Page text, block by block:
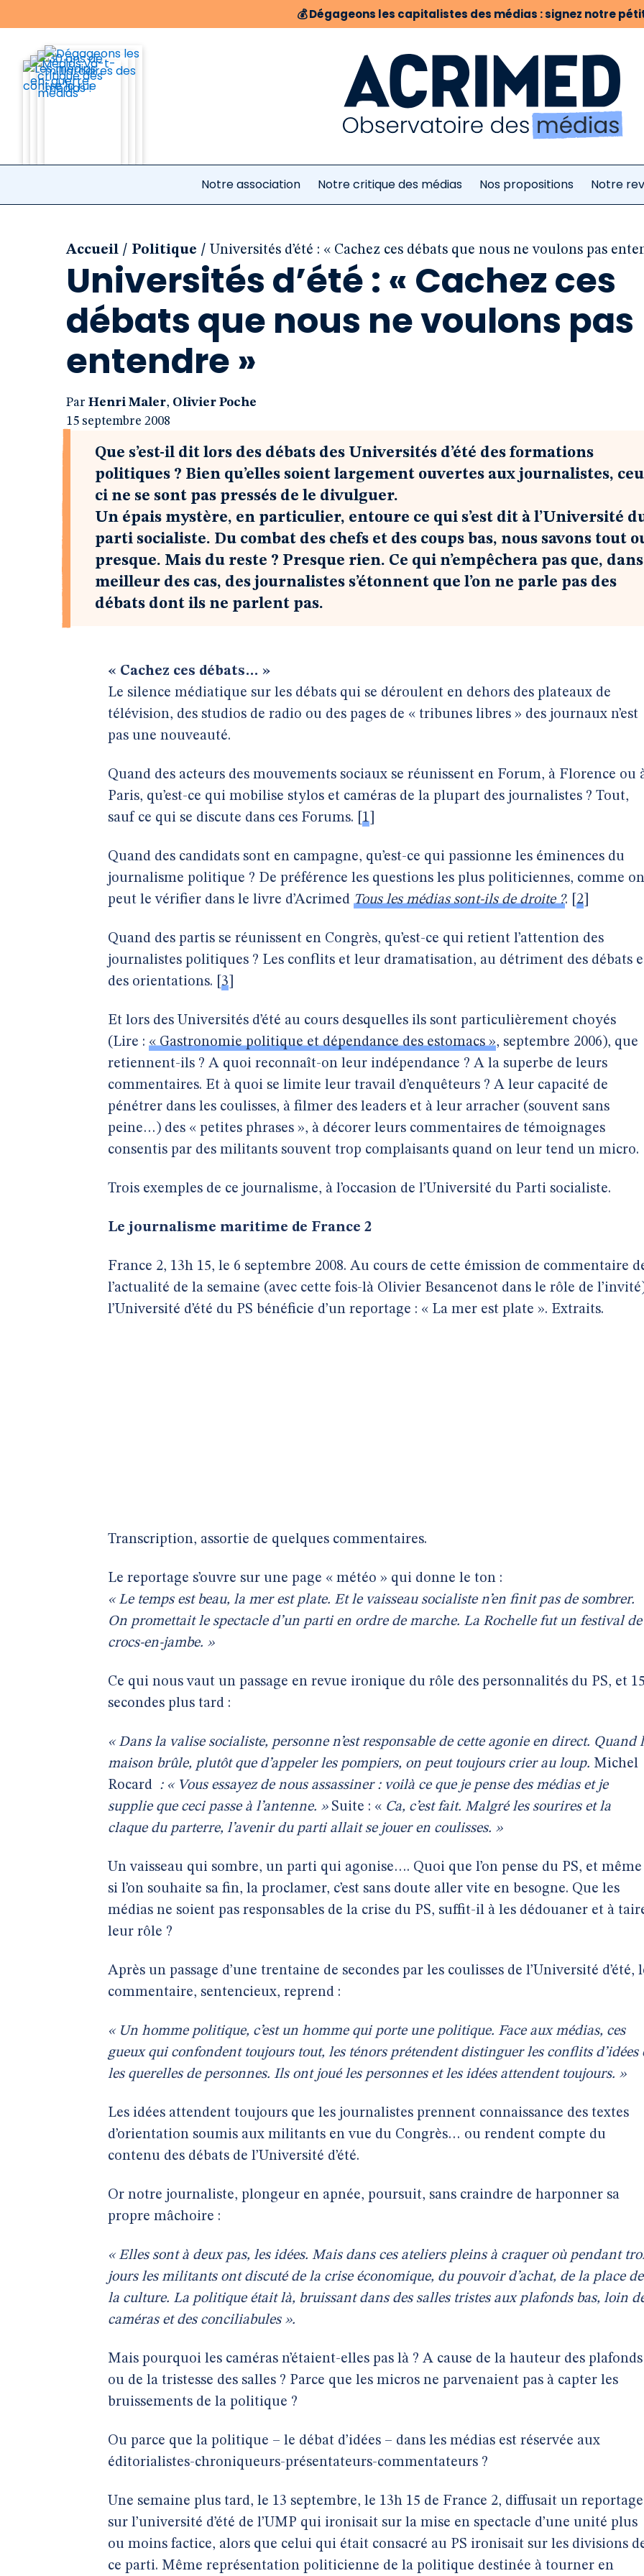
💰Dégageons les capitalistes des médias : signez notre
Notre association Notre critique des médias Nos propositions Notre
Accueil / Politique / Universités d’été : « Cachez ces débats que nous ne voulons pas
Universités d’été : « Cachez ces
débats que nous ne voulons pas
entendre »
Par Henri Maler, Olivier Poche
15 septembre 2008
Que s’est-il dit lors des débats des Universités d’été des formations
politiques ? Bien qu’elles soient largement ouvertes aux journalistes,
ci ne se sont pas pressés de le divulguer.
Un épais mystère, en particulier, entoure ce qui s’est dit à l’Université
parti socialiste. Du combat des chefs et des coups bas, nous savons tout
presque. Mais du reste ? Presque rien. Ce qui n’empêchera pas que,
meilleur des cas, des journalistes s’étonnent que l’on ne parle pas des
débats dont ils ne parlent pas.
« Cachez ces débats… »
Le silence médiatique sur les débats qui se déroulent en dehors des plateaux de
télévision, des studios de radio ou des pages de « tribunes libres » des journaux n’est
pas une nouveauté.
Quand des acteurs des mouvements sociaux se réunissent en Forum, à Florence ou
Paris, qu’est-ce qui mobilise stylos et caméras de la plupart des journalistes ? Tout,
sauf ce qui se discute dans ces Forums.
1
Quand des candidats sont en campagne, qu’est-ce qui passionne les éminences du
journalisme politique ? De préférence les questions les plus politiciennes, comme on
peut le vérifier dans le livre d’Acrimed Tous les médias sont-ils de droite ?. 2
Quand des partis se réunissent en Congrès, qu’est-ce qui retient l’attention des
journalistes politiques ? Les conflits et leur dramatisation, au détriment des débats
des orientations.
3
Et lors des Universités d’été au cours desquelles ils sont particulièrement choyés
(Lire : « Gastronomie politique et dépendance des estomacs », septembre 2006), que
retiennent-ils ? A quoi reconnaît-on leur indépendance ? A la superbe de leurs
commentaires. Et à quoi se limite leur travail d’enquêteurs ? A leur capacité de
pénétrer dans les coulisses, à filmer des leaders et à leur arracher (souvent sans
peine…) des « petites phrases », à décorer leurs commentaires de témoignages
consentis par des militants souvent trop complaisants quand on leur tend un micro.
Trois exemples de ce journalisme, à l’occasion de l’Université du Parti socialiste.
Le journalisme maritime de France 2
France 2, 13h 15, le 6 septembre 2008. Au cours de cette émission de commentaire
l’actualité de la semaine (avec cette fois-là Olivier Besancenot dans le rôle de
l’Université d’été du PS bénéficie d’un reportage : « La mer est plate ». Extraits.
Transcription, assortie de quelques commentaires.
Le reportage s’ouvre sur une page « météo » qui donne le ton :
« Le temps est beau, la mer est plate. Et le vaisseau socialiste n’en finit pas de sombrer.
On promettait le spectacle d’un parti en ordre de marche. La Rochelle fut un festival de
crocs-en-jambe. »
Ce qui nous vaut un passage en revue ironique du rôle des personnalités du PS, et
secondes plus tard :
« Dans la valise socialiste, personne n’est responsable de cette agonie en direct. Quand
maison brûle, plutôt que d’appeler les pompiers, on peut toujours crier au loup. Michel
Rocard : « Vous essayez de nous assassiner : voilà ce que je pense des médias et je
supplie que ceci passe à l’antenne. »Suite : « Ca, c’est fait. Malgré les sourires et la
claque du parterre, l’avenir du parti allait se jouer en coulisses. »
Un vaisseau qui sombre, un parti qui agonise…. Quoi que l’on pense du PS, et même
si l’on souhaite sa fin, la proclamer, c’est sans doute aller vite en besogne. Que les
médias ne soient pas responsables de la crise du PS, suffit-il à les dédouaner et à
leur rôle ?
Après un passage d’une trentaine de secondes par les coulisses de l’Université d’été,
commentaire, sentencieux, reprend :
« Un homme politique, c’est un homme qui porte une politique. Face aux médias, ces
gueux qui confondent toujours tout, les ténors prétendent distinguer les conflits d’idées
les querelles de personnes. Ils ont joué les personnes et les idées attendent toujours. »
Les idées attendent toujours que les journalistes prennent connaissance des textes
d’orientation soumis aux militants en vue du Congrès… ou rendent compte du
contenu des débats de l’Université d’été.
Or notre journaliste, plongeur en apnée, poursuit, sans craindre de harponner sa
propre mâchoire :
« Elles sont à deux pas, les idées. Mais dans ces ateliers pleins à craquer où pendant
jours les militants ont discuté de la crise économique, du pouvoir d’achat, de la place de
la culture. La politique était là, bruissant dans des salles tristes aux plafonds bas, loin
caméras et des conciliabules ».
Mais pourquoi les caméras n’étaient-elles pas là ? A cause de la hauteur des plafonds
ou de la tristesse des salles ? Parce que les micros ne parvenaient pas à capter les
bruissements de la politique ?
Ou parce que la politique – le débat d’idées – dans les médias est réservée aux
éditorialistes-chroniqueurs-présentateurs-commentateurs ?
Une semaine plus tard, le 13 septembre, le 13h 15 de France 2, diffusait un reportage
sur l’université d’été de l’UMP qui ironisait sur la mise en spectacle d’une unité plus
ou moins factice, alors que celui qui était consacré au PS ironisait sur les divisions
ce parti. Même représentation politicienne de la politique destinée à tourner en